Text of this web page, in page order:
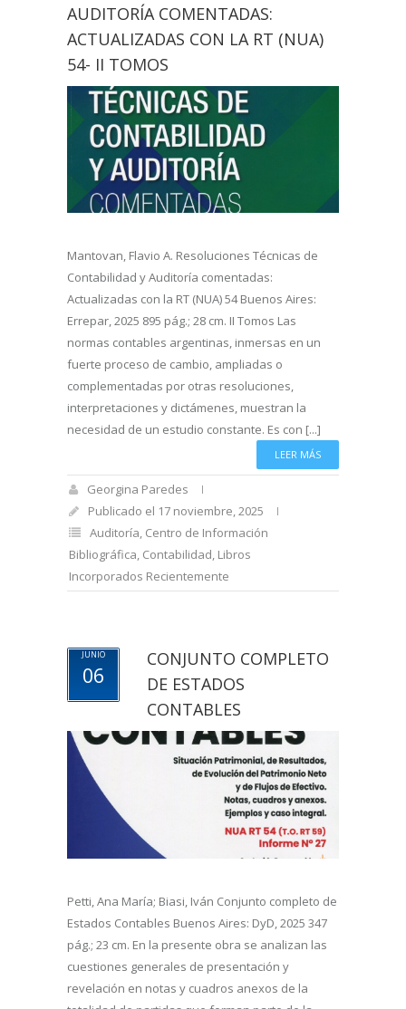
AUDITORÍA COMENTADAS:
ACTUALIZADAS CON LA RT (NUA)
54- II TOMOS
Mantovan, Flavio A. Resoluciones Técnicas de
Contabilidad y Auditoría comentadas:
Actualizadas con la RT (NUA) 54 Buenos Aires:
Errepar, 2025 895 pág.; 28 cm. II Tomos Las
normas contables argentinas, inmersas en un
fuerte proceso de cambio, ampliadas o
complementadas por otras resoluciones,
interpretaciones y dictámenes, muestran la
necesidad de un estudio constante. Es con [...]
LEER MÁS
Georgina Paredes
Publicado el 17 noviembre, 2025
Auditoría, Centro de Información
Bibliográfica, Contabilidad, Libros
Incorporados Recientemente
JUNIO
06
CONJUNTO COMPLETO
DE ESTADOS
CONTABLES
Petti, Ana María; Biasi, Iván Conjunto completo de
Estados Contables Buenos Aires: DyD, 2025 347
pág.; 23 cm. En la presente obra se analizan las
cuestiones generales de presentación y
revelación en notas y cuadros anexos de la